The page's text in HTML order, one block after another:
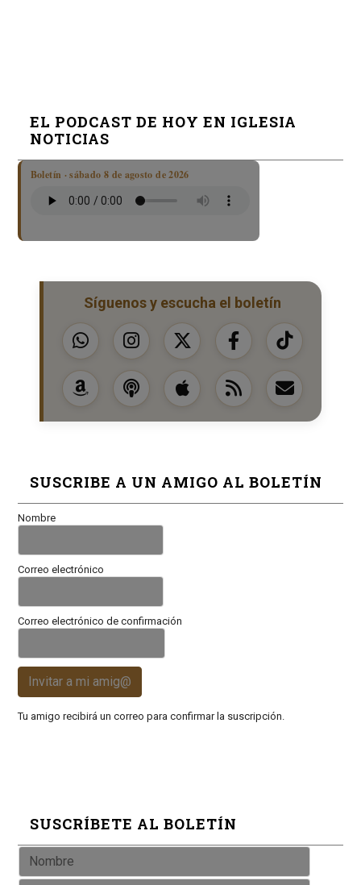
EL PODCAST DE HOY EN IGLESIA
NOTICIAS
Boletín · sábado 8 de agosto de 2026
Síguenos y escucha el boletín
SUSCRIBE A UN AMIGO AL BOLETÍN
Nombre
Correo electrónico
Correo electrónico de confirmación
Invitar a mi amig@
Tu amigo recibirá un correo para confirmar la suscripción.
SUSCRÍBETE AL BOLETÍN